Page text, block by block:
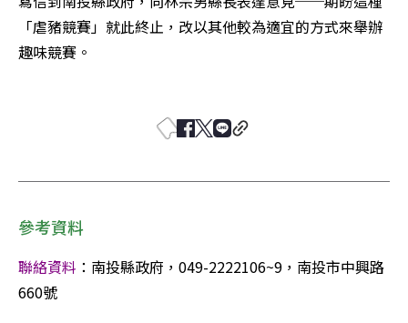
「虐豬競賽」就此終止，改以其他較為適宜的方式來舉辦
趣味競賽。
參考資料
聯絡資料 ：南投縣政府，049-2222106~9，南投市中興路
660號